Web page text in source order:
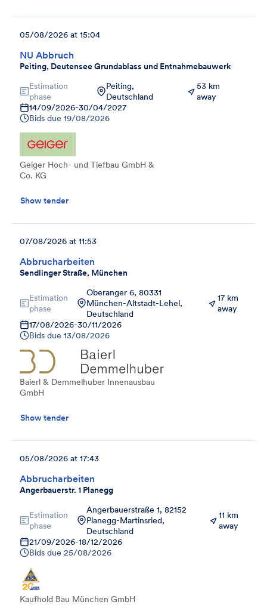
NU Abbruch
Peiting, Deutensee Grundablass und Entnahmebauwerk
05/08/2026 at 15:04
Estimation
phase
Peiting,
Deutschland
53 km
away
14/09/2026-30/04/2027
Bids due 19/08/2026
Geiger Hoch- und Tiefbau GmbH &
Co. KG
Show tender
Abbrucharbeiten
Sendlinger Straße, München
07/08/2026 at 11:53
Estimation
phase
Oberanger 6, 80331
München-Altstadt-Lehel,
Deutschland
17 km
away
17/08/2026-30/11/2026
Bids due 13/08/2026
Baierl & Demmelhuber Innenausbau
GmbH
Show tender
Abbrucharbeiten
Angerbauerstr. 1 Planegg
05/08/2026 at 17:43
Estimation
phase
Angerbauerstraße 1, 82152
Planegg-Martinsried,
Deutschland
11 km
away
21/09/2026-18/12/2026
Bids due 25/08/2026
Kaufhold Bau München GmbH